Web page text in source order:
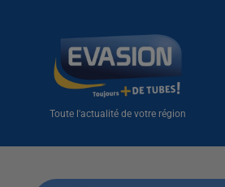
Toute l'actualité de votre région